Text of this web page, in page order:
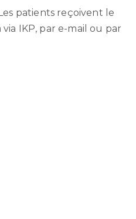
patients reçoivent le
IKP, par e-mail ou par